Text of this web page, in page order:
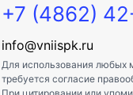
+7 (4862)
info@vniispk.ru
Для использования любых
требуется согласие